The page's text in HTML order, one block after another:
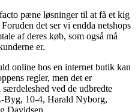
pæne løsninger til at få et kig
det ser vi endda netshops
af deres køb, som også må
er.
online hos en internet butik kan
regler, men det er
ved de udbredte
Byg, 10-4, Harald Nyborg,
Davidsen.